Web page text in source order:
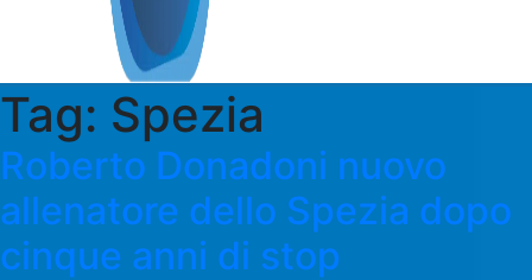
Tag: Spezia
Roberto Donadoni nuovo
allenatore dello Spezia dopo
cinque anni di stop